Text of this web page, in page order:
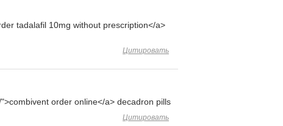
tadalafil 10mg without prescription</a>
Цитировать
order online</a> decadron pills
Цитировать